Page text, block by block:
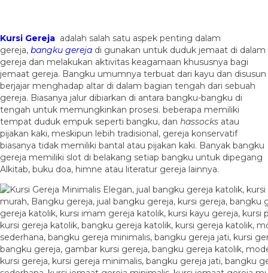
Kursi Gereja adalah salah satu aspek penting dalam
gereja, bangku gereja di gunakan untuk duduk jemaat di dalam
gereja dan melakukan aktivitas keagamaan khususnya bagi
jemaat gereja. Bangku umumnya terbuat dari kayu dan disusun
berjajar menghadap altar di dalam bagian tengah dari sebuah
gereja. Biasanya jalur dibiarkan di antara bangku-bangku di
tengah untuk memungkinkan prosesi. beberapa memiliki
tempat duduk empuk seperti bangku, dan hassocks atau
pijakan kaki, meskipun lebih tradisional, gereja konservatif
biasanya tidak memiliki bantal atau pijakan kaki. Banyak bangku
gereja memiliki slot di belakang setiap bangku untuk dipegang
Alkitab, buku doa, himne atau literatur gereja lainnya.